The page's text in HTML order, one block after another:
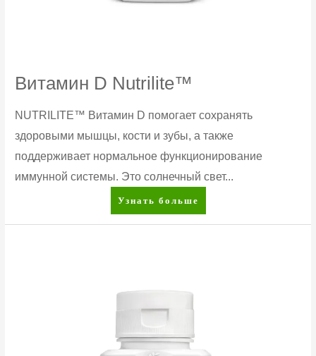
Витамин D Nutrilite™
NUTRILITE™ Витамин D помогает сохранять
здоровыми мышцы, кости и зубы, а также
поддерживает нормальное функционирование
иммунной системы. Это солнечный свет...
Витамин
D
Узнать больше